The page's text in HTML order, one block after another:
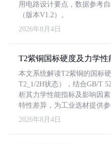
用电路设计要点，数据参考
（版本V1.2）。
2026年8月4日
T2紫铜国标硬度及力学性
本文系统解读T2紫铜的国标
T2_1/2H状态），结合GB/T
析其力学性能指标及影响因
特性差异，为工业选材提供参
2026年8月4日